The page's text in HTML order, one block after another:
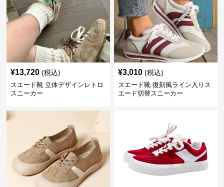
¥13,720 (税込)
スエード靴 立体デザインレトロ
スニーカー
¥3,010 (税込)
スエード靴 復刻風ライン入りス
エード切替スニーカー